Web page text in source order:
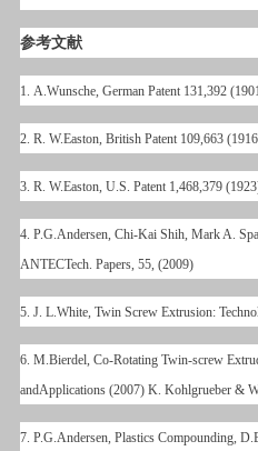
参考文献
1. A.Wunsche, German Patent 131,392
2. R. W.Easton, British Patent 109,663
3. R. W.Easton, U.S. Patent 1,468,379
4. P.G.Andersen, Chi-Kai Shih, Mark A.
ANTECTech. Papers, 55, (2009)
5. J. L.White, Twin Screw Extrusion:
6. M.Bierdel, Co-Rotating Twin-screw
andApplications (2007) K. Kohlgrueber &
7. P.G.Andersen, Plastics Compounding,